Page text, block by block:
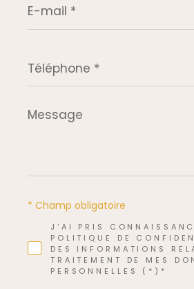
mail
*
*
Message
*
J'AI PRIS
POLITIQUE DE
DES INFORMATIONS
TRAITEMENT DE MES
PERSONNELLES (*)*
* Champ obligatoire